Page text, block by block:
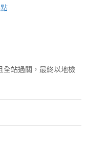
全站過關，最終以地檢